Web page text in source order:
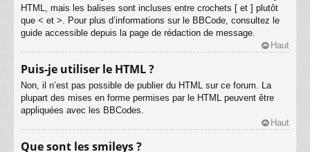
HTML, mais les balises sont incluses entre crochets [ et ] plutôt
que < et >. Pour plus d’informations sur le BBCode, consultez le
guide accessible depuis la page de rédaction de message.
Haut
Puis-je utiliser le HTML ?
Non, il n’est pas possible de publier du HTML sur ce forum. La
plupart des mises en forme permises par le HTML peuvent être
appliquées avec les BBCodes.
Haut
Que sont les smileys ?